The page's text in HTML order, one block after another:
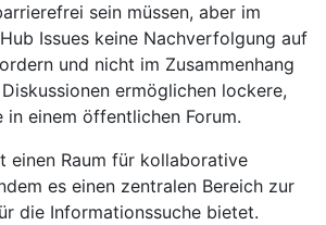
sein müssen, aber im
Issues keine Nachverfolgung auf
und nicht im Zusammenhang
ermöglichen lockere,
in einem öffentlichen Forum.
einen Raum für kollaborative
es einen zentralen Bereich zur
die Informationssuche bietet.